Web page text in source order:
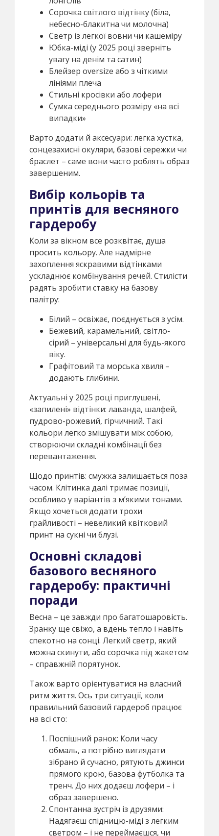
Сорочка світлого відтінку (біла,
небесно-блакитна чи молочна)
Светр із легкої вовни чи кашеміру
Юбка-міді (у 2025 році зверніть
увагу на денім та сатин)
Блейзер oversize або з чіткими
лініями плеча
Стильні кросівки або лофери
Сумка середнього розміру «на всі
випадки»
Варто додати й аксесуари: легка хустка,
сонцезахисні окуляри, базові сережки чи
браслет – саме вони часто роблять образ
завершеним.
Вибір кольорів та
принтів для весняного
гардеробу
Коли за вікном все розквітає, душа
просить кольору. Але надмірне
захоплення яскравими відтінками
ускладнює комбінування речей. Стилісти
радять зробити ставку на базову
палітру:
Білий – освіжає, поєднується з усім.
Бежевий, карамельний, світло-
сірий – універсальні для будь-якого
віку.
Графітовий та морська хвиля –
додають глибини.
Актуальні у 2025 році приглушені,
«запилені» відтінки: лаванда, шалфей,
пудрово-рожевий, гірчичний. Такі
кольори легко змішувати між собою,
створюючи складні комбінації без
перевантаження.
Щодо принтів: смужка залишається поза
часом. Клітинка далі тримає позиції,
особливо у варіантів з м’якими тонами.
Якщо хочеться додати трохи
грайливості – невеликий квітковий
принт на сукні чи блузі.
Основні складові
базового весняного
гардеробу: практичні
поради
Весна – це завжди про багатошаровість.
Зранку ще свіжо, а вдень тепло і навіть
спекотно на сонці. Легкий светр, який
можна скинути, або сорочка під жакетом
– справжній порятунок.
Також варто орієнтуватися на власний
ритм життя. Ось три ситуації, коли
правильний базовий гардероб працює
на всі сто:
Поспішний ранок: Коли часу
обмаль, а потрібно виглядати
зібрано й сучасно, рятують джинси
прямого крою, базова футболка та
тренч. До них додаєш лофери – і
образ завершено.
Спонтанна зустріч із друзями:
Надягаєш спідницю-міді з легким
светром – і не переймаєшся, чи